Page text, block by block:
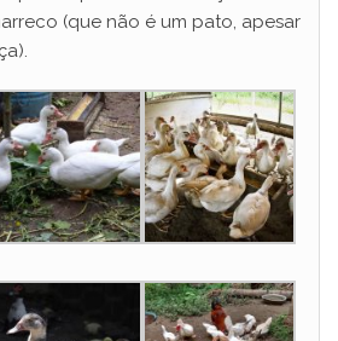
(que não é um pato, apesar